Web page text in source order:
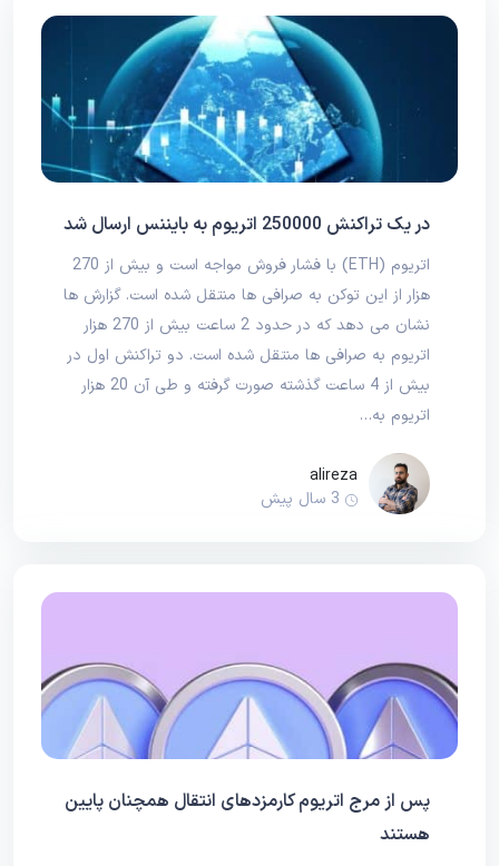
در یک تراکنش 250000 اتریوم به بایننس ارسال شد
اتریوم (ETH) با فشار فروش مواجه است و بیش از 270
هزار از این توکن به صرافی ها منتقل شده است. گزارش ها
نشان می‌ دهد که در حدود 2 ساعت بیش از 270 هزار
اتریوم به صرافی‌ ها منتقل شده است. دو تراکنش اول در
بیش از 4 ساعت گذشته صورت گرفته و طی آن 20 هزار
اتریوم به…
alireza
3 سال پیش
پس از مرج اتریوم کارمزدهای انتقال همچنان پایین
هستند